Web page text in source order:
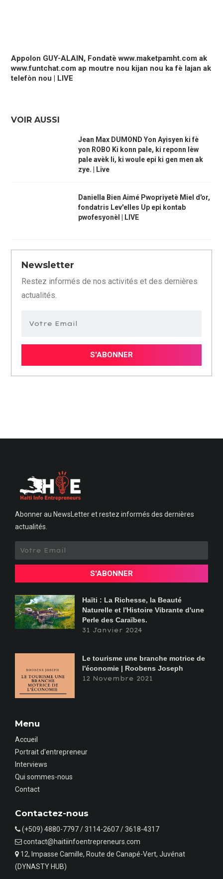
Appolon GUY-ALAIN, Fondatè www.maketpamht.com ak
www.funtchat.com ap moutre nou kijan nou ka fè lajan ak
telefòn nou | LIVE
VOIR AUSSI
Jean Max DUMOND Yon Ayisyen ki fè
yon ROBO Ki konn pale, ki reponn lèw
pale avèk li, ki woule epi ki gen men ak
zye. | Live
Daniella Bien Aimé Pwopriyetè Miel d'or,
fondatris Lev'elles Up epi kontab
pwofesyonèl | LIVE
Newsletter
Restez informés de nos activités et des dernières
actualités.
S'ABONNER
Abonner au NewsLetter et restez informés des dernières
actualités.
S'ABONNER
Haïti : La Richesse, la Beauté
Naturelle et l'Histoire Vibrante d'une
Perle des Caraïbes.
31 Janvier 2024
Le tourisme une branche motrice de
l'économie | Roobens Joseph
12 Novembre 2021
Menu
Accueil
Portrait d'entrepreneur
Interviews
Qui sommes-nous
Contact
Contactez-nous
(+509) 4880-7797 / 3114-2607 / 3618-4317
contact@haitiinfoentrepreneurs.com
12, Impasse Camille, Route de Canapé-Vert, Juvénat
(DYNASTY HUB)